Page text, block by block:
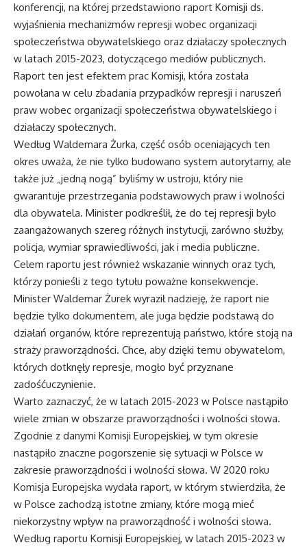
konferencji, na której przedstawiono raport Komisji ds.
wyjaśnienia mechanizmów represji wobec organizacji
społeczeństwa obywatelskiego oraz działaczy społecznych
w latach 2015-2023, dotyczącego mediów publicznych.
Raport ten jest efektem prac Komisji, która została
powołana w celu zbadania przypadków represji i naruszeń
praw wobec organizacji społeczeństwa obywatelskiego i
działaczy społecznych.
Według Waldemara Żurka, część osób oceniających ten
okres uważa, że nie tylko budowano system autorytarny, ale
także już „jedną nogą” byliśmy w ustroju, który nie
gwarantuje przestrzegania podstawowych praw i wolności
dla obywatela. Minister podkreślił, że do tej represji było
zaangażowanych szereg różnych instytucji, zarówno służby,
policja, wymiar sprawiedliwości, jak i media publiczne.
Celem raportu jest również wskazanie winnych oraz tych,
którzy ponieśli z tego tytułu poważne konsekwencje.
Minister Waldemar Żurek wyraził nadzieję, że raport nie
będzie tylko dokumentem, ale juga będzie podstawą do
działań organów, które reprezentują państwo, które stoją na
straży praworządności. Chce, aby dzięki temu obywatelom,
których dotknęły represje, mogło być przyznane
zadośćuczynienie.
Warto zaznaczyć, że w latach 2015-2023 w Polsce nastąpiło
wiele zmian w obszarze praworządności i wolności słowa.
Zgodnie z danymi Komisji Europejskiej, w tym okresie
nastąpiło znaczne pogorszenie się sytuacji w Polsce w
zakresie praworządności i wolności słowa. W 2020 roku
Komisja Europejska wydała raport, w którym stwierdziła, że
w Polsce zachodzą istotne zmiany, które mogą mieć
niekorzystny wpływ na praworządność i wolności słowa.
Według raportu Komisji Europejskiej, w latach 2015-2023 w